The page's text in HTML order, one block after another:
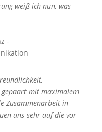
weiß ich nun, was
-
gepaart mit maximalem
Zusammenarbeit in
uns sehr auf die vor